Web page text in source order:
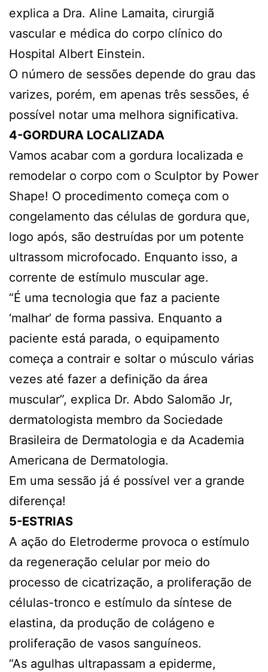
explica a Dra. Aline Lamaita, cirurgiã
vascular e médica do corpo clínico do
Hospital Albert Einstein.
O número de sessões depende do grau das
varizes, porém, em apenas três sessões, é
possível notar uma melhora significativa.
4-GORDURA LOCALIZADA
Vamos acabar com a gordura localizada e
remodelar o corpo com o Sculptor by Power
Shape! O procedimento começa com o
congelamento das células de gordura que,
logo após, são destruídas por um potente
ultrassom microfocado. Enquanto isso, a
corrente de estímulo muscular age.
“É uma tecnologia que faz a paciente
‘malhar’ de forma passiva. Enquanto a
paciente está parada, o equipamento
começa a contrair e soltar o músculo várias
vezes até fazer a definição da área
muscular”, explica Dr. Abdo Salomão Jr,
dermatologista membro da Sociedade
Brasileira de Dermatologia e da Academia
Americana de Dermatologia.
Em uma sessão já é possível ver a grande
diferença!
5-ESTRIAS
A ação do Eletroderme provoca o estímulo
da regeneração celular por meio do
processo de cicatrização, a proliferação de
células-tronco e estímulo da síntese de
elastina, da produção de colágeno e
proliferação de vasos sanguíneos.
“As agulhas ultrapassam a epiderme,